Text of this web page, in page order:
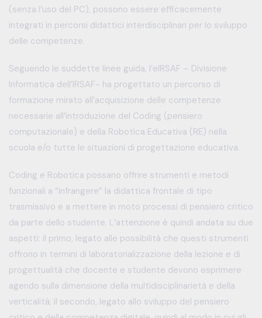
(senza l’uso del PC), possono essere efficacemente
integrati in percorsi didattici interdisciplinari per lo sviluppo
delle competenze.
Seguendo le suddette linee guida, l’eIRSAF – Divisione
Informatica dell’IRSAF- ha progettato un percorso di
formazione mirato all’acquisizione delle competenze
necessarie all’introduzione del Coding (pensiero
computazionale) e della Robotica Educativa (RE) nella
scuola e/o tutte le situazioni di progettazione educativa.
Coding e Robotica possano offrire strumenti e metodi
funzionali a “infrangere” la didattica frontale di tipo
trasmissivo e a mettere in moto processi di pensiero critico
da parte dello studente. L’attenzione è quindi andata su due
aspetti: il primo, legato alle possibilità che questi strumenti
offrono in termini di laboratorializzazione della lezione e di
progettualità che docente e studente devono esprimere
agendo sulla dimensione della multidisciplinarietà e della
verticalità; il secondo, legato allo sviluppo del pensiero